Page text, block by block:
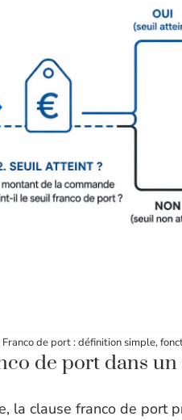
Franco de port : définition simple,
de port dans
la clause franco de port